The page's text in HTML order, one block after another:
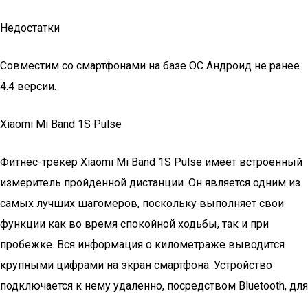
Недостатки
Совместим со смартфонами на базе ОС Андроид не ранее
4.4 версии.
Xiaomi Mi Band 1S Pulse
Фитнес-трекер Xiaomi Mi Band 1S Pulse имеет встроенный
измеритель пройденной дистанции. Он является одним из
самых лучших шагомеров, поскольку выполняет свои
функции как во время спокойной ходьбы, так и при
пробежке. Вся информация о километраже выводится
крупными цифрами на экран смартфона. Устройство
подключается к нему удаленно, посредством Bluetooth, для